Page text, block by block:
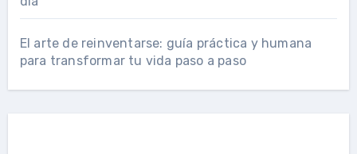
El arte de reinventarse: guía práctica y humana
para transformar tu vida paso a paso